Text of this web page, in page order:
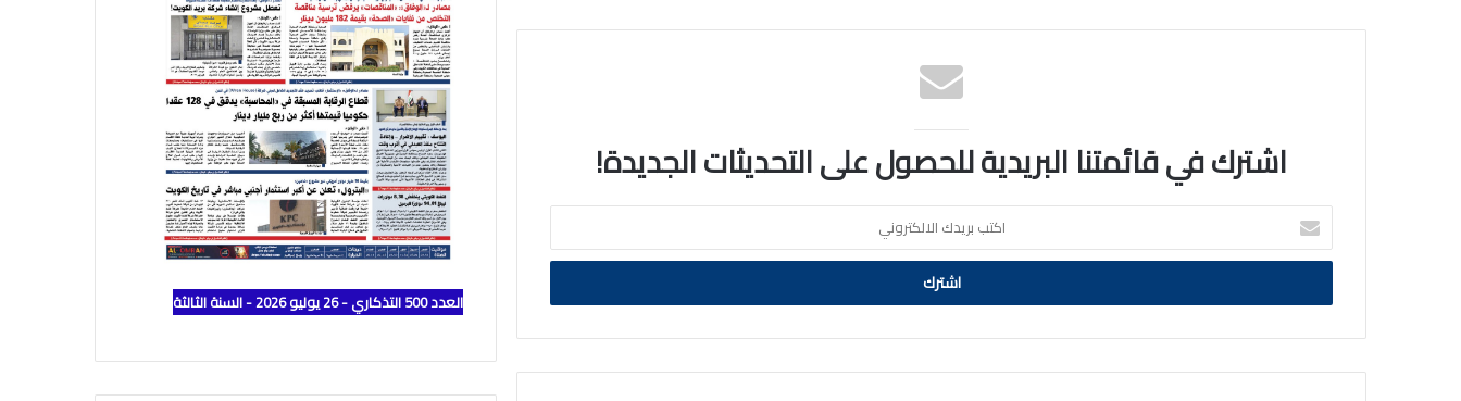
اشترك في قائمتنا البريدية للحصول على التحديثات الجديدة!
اكتب
بريدك
الالكتروني
العدد 500 التذكاري - 26 يوليو 2026 - السنة الثالثة